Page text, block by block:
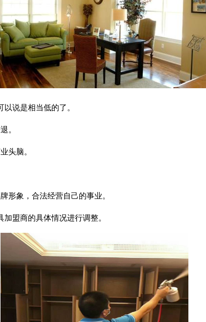
说是相当低的了。
。
头脑。
形象，合法经营自己的事业。
盟商的具体情况进行调整。